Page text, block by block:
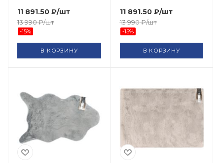
11 891.50 ₽/шт
13 990₽/шт
-15%
В КОРЗИНУ
11 891.50₽/шт
13 990₽/шт
-15%
В КОРЗИНУ